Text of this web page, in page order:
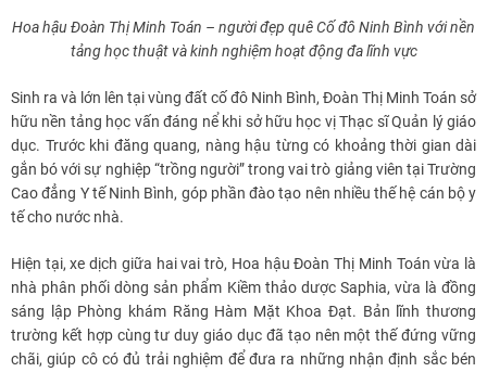
Hoa hậu Đoàn Thị Minh Toán – người đẹp quê Cố đô Ninh Bình với nền
tảng học thuật và kinh nghiệm hoạt động đa lĩnh vực
Sinh ra và lớn lên tại vùng đất cố đô Ninh Bình, Đoàn Thị Minh Toán sở
hữu nền tảng học vấn đáng nể khi sở hữu học vị Thạc sĩ Quản lý giáo
dục. Trước khi đăng quang, nàng hậu từng có khoảng thời gian dài
gắn bó với sự nghiệp “trồng người” trong vai trò giảng viên tại Trường
Cao đẳng Y tế Ninh Bình, góp phần đào tạo nên nhiều thế hệ cán bộ y
tế cho nước nhà.
Hiện tại, xe dịch giữa hai vai trò, Hoa hậu Đoàn Thị Minh Toán vừa là
nhà phân phối dòng sản phẩm Kiềm thảo dược Saphia, vừa là đồng
sáng lập Phòng khám Răng Hàm Mặt Khoa Đạt. Bản lĩnh thương
trường kết hợp cùng tư duy giáo dục đã tạo nên một thế đứng vững
chãi, giúp cô có đủ trải nghiệm để đưa ra những nhận định sắc bén